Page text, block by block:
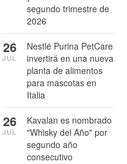
segundo trimestre de
2026
Nestlé Purina PetCare
invertirá en una nueva
planta de alimentos
para mascotas en
Italia
26
JUL
Kavalan es nombrado
"Whisky del Año" por
segundo año
consecutivo
26
JUL